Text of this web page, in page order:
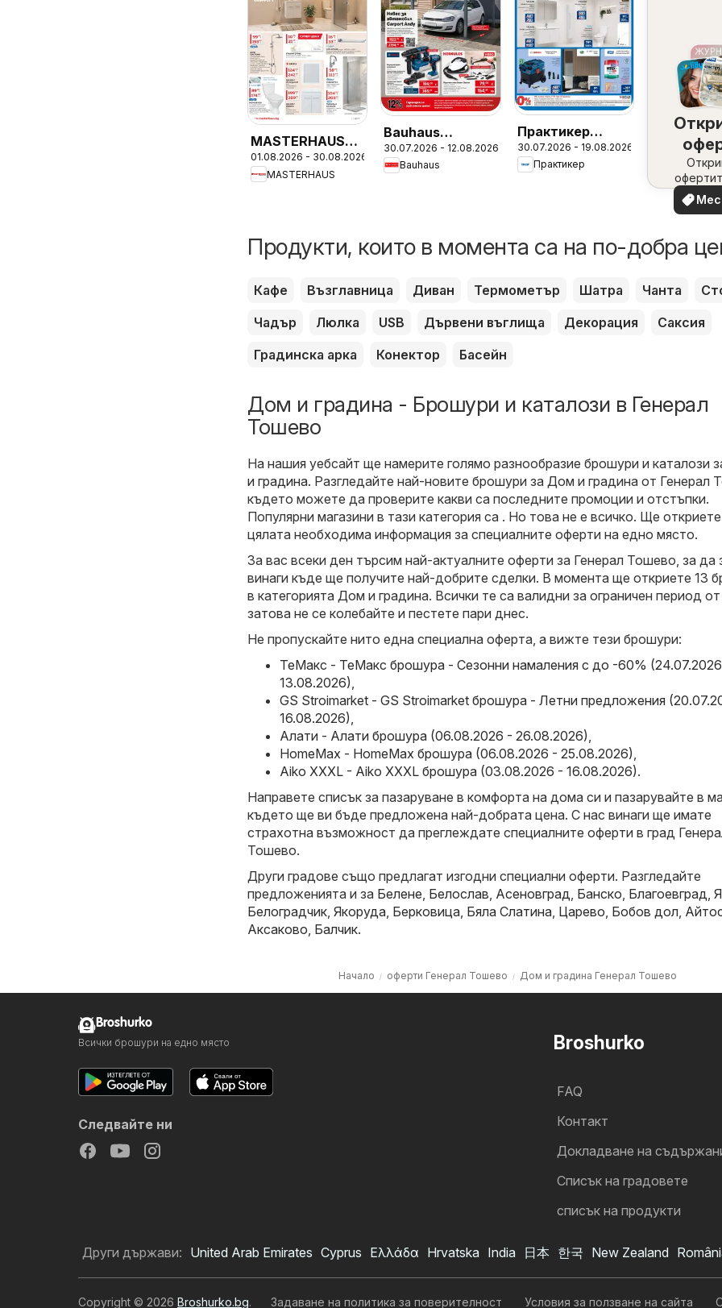
MASTERHAUS
брошура
01.08.2026 - 30.08.2026
MASTERHAUS
Bauhaus
брошура
30.07.2026 - 12.08.2026
Bauhaus
Практикер
брошура
30.07.2026 - 19.08.2026
Практикер
вашия
Продукти, които в момента са на по-добра
Кафе Възглавница Диван Термометър Шатра Чанта
Чадър
Люлка USB Дървени въглища Декорация
Саксия
Градинска арка
Конектор Басейн
Дом и градина - Брошури и каталози в Генерал
Тошево
На нашия уебсайт ще намерите голямо разнообразие брошури и каталози
и градина. Разгледайте най-новите брошури за Дом и градина от Генерал
където можете да проверите какви са последните промоции и отстъпки.
Популярни магазини в тази категория са . Но това не е всичко. Ще откриете
цялата необходима информация за специалните оферти на едно място.
За вас всеки ден търсим най-актуалните оферти за Генерал Тошево, за да
винаги къде ще получите най-добрите сделки. В момента ще откриете 13
в категорията Дом и градина. Всички те са валидни за ограничен период
затова не се колебайте и пестете пари днес.
Не пропускайте нито една специална оферта, а вижте тези брошури:
ТеMакс - ТеMакс брошура - Сезонни намаления с до -60%
13.08.2026),
GS Stroimarket - GS Stroimarket брошура - Летни предложения
16.08.2026),
Алати - Алати брошура (06.08.2026 - 26.08.2026),
HomeMax - HomeMax брошура (06.08.2026 - 25.08.2026),
Aiko XXXL - Aiko XXXL брошура (03.08.2026 - 16.08.2026).
Направете списък за пазаруване в комфорта на дома си и пазарувайте в
където ще ви бъде предложена най-добрата цена. С нас винаги ще имате
страхотна възможност да преглеждате специалните оферти в град
Тошево.
Други градове също предлагат изгодни специални оферти. Разгледайте
предложенията и за Белене, Белослав, Асеновград, Банско, Благоевград,
Белоградчик, Якоруда, Берковица, Бяла Слатина, Царево, Бобов дол,
Аксаково, Балчик.
Начало оферти Генерал Тошево Дом и градина Генерал Тошево
Broshurko
FAQ
Контакт
Докладване на
Cписък на градовете
списък на продукти
Broshurko
Всички брошури на едно място
Следвайте ни
Други държави: United Arab Emirates Cyprus Ελλάδα Hrvatska India 日本 한국 New Zealand
Copyright © 2026 Broshurko.bg. Задаване на политика за поверителност Условия за ползване на сайта